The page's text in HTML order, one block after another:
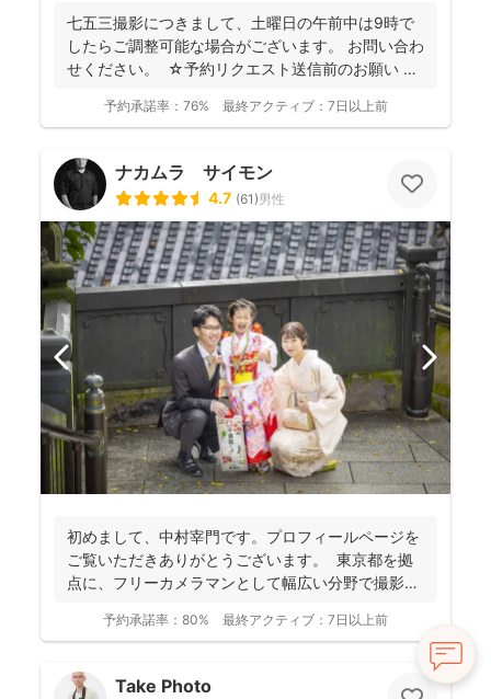
七五三撮影につきまして、土曜日の午前中は9時で
したらご調整可能な場合がございます。 お問い合わ
せください。 ☆予約リクエスト送信前のお願い ま
予約承諾率： 76% 最終アクティブ： 7日以上前
ナカムラ サイモン
4.7 (61)男性
初めまして、中村宰門です。プロフィールページを
ご覧いただきありがとうございます。 東京都を拠
点に、フリーカメラマンとして幅広い分野で撮影を
予約承諾率： 80% 最終アクティブ： 7日以上前
Take Photo